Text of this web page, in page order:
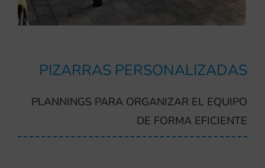
PIZARRAS PERSONALIZADAS
PLANNINGS PARA ORGANIZAR EL EQUIPO
DE FORMA EFICIENTE